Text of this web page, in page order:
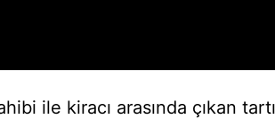
ile kiracı arasında çıkan